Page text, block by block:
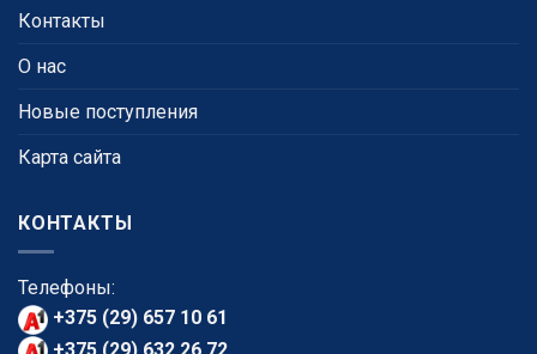
Контакты
О нас
Новые поступления
Карта сайта
КОНТАКТЫ
Телефоны:
+375 (29) 657 10 61
+375 (29) 632 26 72